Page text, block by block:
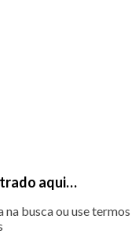
aqui…
busca ou use termos